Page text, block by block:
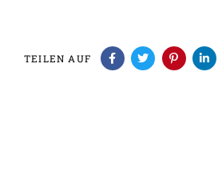
TEILEN AUF